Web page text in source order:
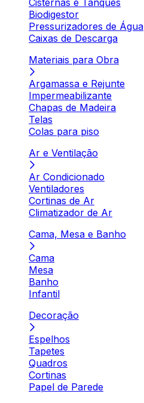
Cisternas e Tanques
Biodigestor
Pressurizadores de Água
Caixas de Descarga
Materiais para Obra
Argamassa e Rejunte
Impermeabilizante
Chapas de Madeira
Telas
Colas para piso
Ar e Ventilação
Ar Condicionado
Ventiladores
Cortinas de Ar
Climatizador de Ar
Cama, Mesa e Banho
Cama
Mesa
Banho
Infantil
Decoração
Espelhos
Tapetes
Quadros
Cortinas
Papel de Parede